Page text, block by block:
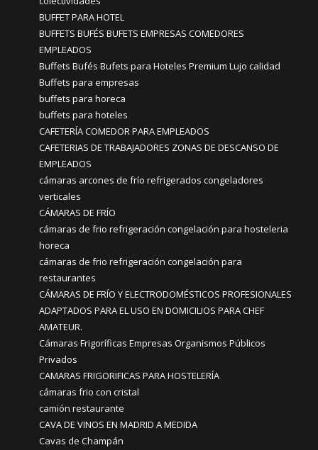
BUFFET PARA HOTEL
BUFFETS BUFÉS BUFETS EMPRESAS COMEDORES
EMPLEADOS
Buffets Bufés Bufets para Hoteles Premium Lujo calidad
Buffets para empresas
buffets para horeca
buffets para hoteles
CAFETERÍA COMEDOR PARA EMPLEADOS
CAFETERIAS DE TRABAJADORES ZONAS DE DESCANSO DE
EMPLEADOS
cámaras arcones de frío refrigerados congeladores
verticales
CÁMARAS DE FRÍO
cámaras de frio refrigeración congelación para hosteleria
horeca
cámaras de frio refrigeración congelación para
restaurantes
CÁMARAS DE FRÍO Y ELECTRODOMÉSTICOS PROFESIONALES
ADAPTADOS PARA EL USO EN DOMICILIOS PARA CHEF
AMATEUR.
Cámaras Frigoríficas Empresas Organismos Públicos
Privados
CAMARAS FRIGORIFICAS PARA HOSTELERÍA
cámaras frio con cristal
camión restaurante
CAVA DE VINOS EN MADRID A MEDIDA
Cavas de Champán